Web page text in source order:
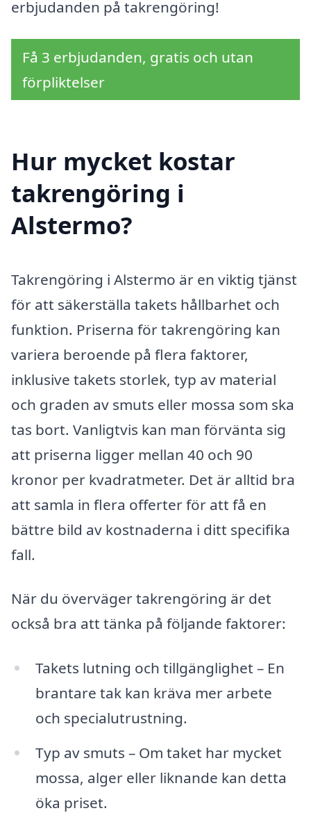
erbjudanden på takrengöring!
Få 3 erbjudanden, gratis och utan
förpliktelser
Hur mycket kostar
takrengöring i
Alstermo?
Takrengöring i Alstermo är en viktig tjänst
för att säkerställa takets hållbarhet och
funktion. Priserna för takrengöring kan
variera beroende på flera faktorer,
inklusive takets storlek, typ av material
och graden av smuts eller mossa som ska
tas bort. Vanligtvis kan man förvänta sig
att priserna ligger mellan 40 och 90
kronor per kvadratmeter. Det är alltid bra
att samla in flera offerter för att få en
bättre bild av kostnaderna i ditt specifika
fall.
När du överväger takrengöring är det
också bra att tänka på följande faktorer:
Takets lutning och tillgänglighet – En
brantare tak kan kräva mer arbete
och specialutrustning.
Typ av smuts – Om taket har mycket
mossa, alger eller liknande kan detta
öka priset.